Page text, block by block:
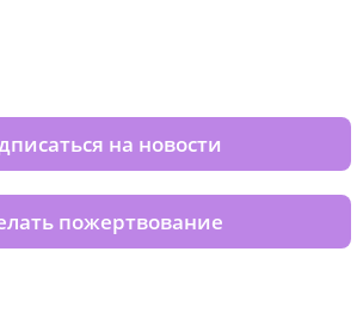
на новости
пожертвование